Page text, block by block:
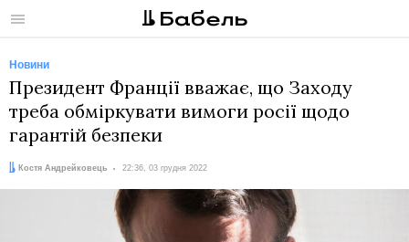
Меню
Новини
Президент Франції вважає, що Заходу
треба обміркувати вимоги росії щодо
гарантій безпеки
Автор:
Костя Андрейковець
Дата: 22:36, 03 грудня 2022